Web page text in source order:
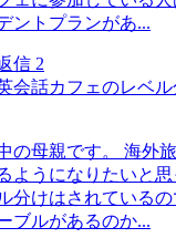
ントプランがあ...
信 2
会話カフェのレベ
の母親です。 海外
ようになりたいと
分けはされている
ブルがあるのか...